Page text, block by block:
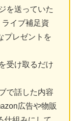
を送っていた
イブ補足資
プレゼントを
受け取るだけ
で話した内容
広告や物販